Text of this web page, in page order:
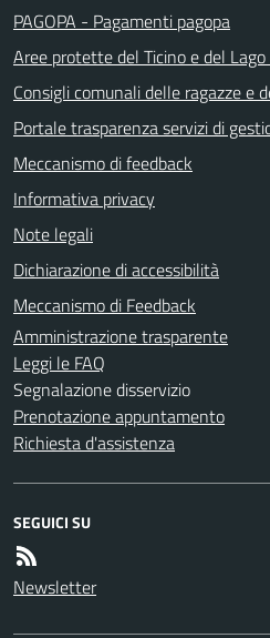
PAGOPA - Pagamenti pagopa
Aree protette del Ticino e del
Consigli comunali delle ragazze e
Portale trasparenza servizi di
Meccanismo di feedback
Informativa privacy
Note legali
Dichiarazione di accessibilità
Meccanismo di Feedback
Amministrazione trasparente
Leggi le FAQ
Segnalazione disservizio
Prenotazione appuntamento
Richiesta d'assistenza
SEGUICI SU
Newsletter